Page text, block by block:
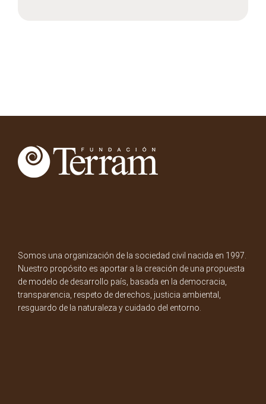
Somos una organización de la sociedad civil nacida en 1997.
Nuestro propósito es aportar a la creación de una propuesta
de modelo de desarrollo país, basada en la democracia,
transparencia, respeto de derechos, justicia ambiental,
resguardo de la naturaleza y cuidado del entorno.